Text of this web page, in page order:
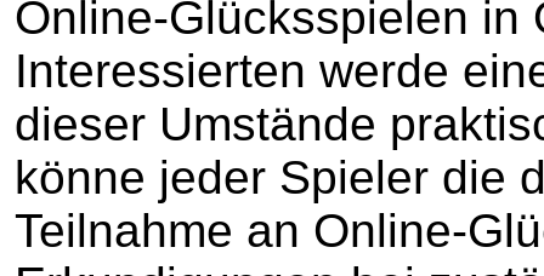
Online-Glücksspielen in
Interessierten werde
dieser Umstände
könne jeder Spieler die
Teilnahme an Online-